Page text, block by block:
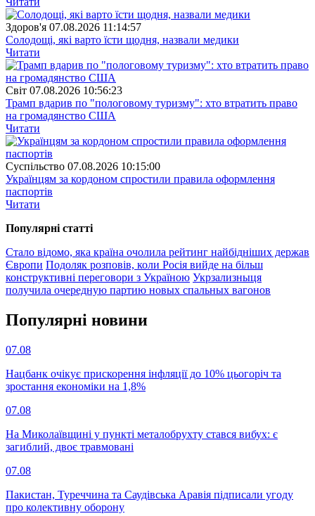
Здоров'я 07.08.2026 11:14:57
Солодощі, які варто їсти щодня, назвали медики
Читати
Свiт 07.08.2026 10:56:23
Трамп вдарив по "пологовому туризму": хто втратить право
на громадянство США
Читати
Суспiльство 07.08.2026 10:15:00
Українцям за кордоном спростили правила оформлення
паспортів
Читати
Популярнi статтi
Стало відомо, яка країна очолила рейтинг найбідніших держав
Європи Подоляк розповів, коли Росія вийде на більш
конструктивні переговори з Україною Укрзализныця
получила очередную партию новых спальных вагонов
Популярнi новини
07.08
Нацбанк очікує прискорення інфляції до 10% цьогоріч та
зростання економіки на 1,8%
07.08
На Миколаївщині у пункті металобрухту стався вибух: є
загиблий, двоє травмовані
07.08
Пакистан, Туреччина та Саудівська Аравія підписали угоду
про колективну оборону